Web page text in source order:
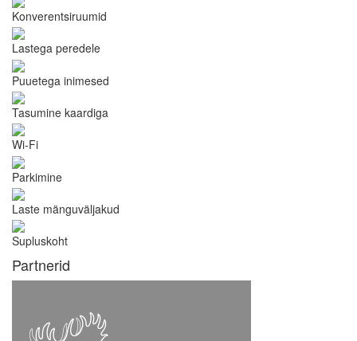
Konverentsiruumid
Lastega peredele
Puuetega inimesed
Tasumine kaardiga
Wi-Fi
Parkimine
Laste mänguväljakud
Supluskoht
Partnerid